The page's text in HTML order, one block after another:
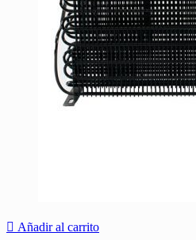
Añadir al carrito